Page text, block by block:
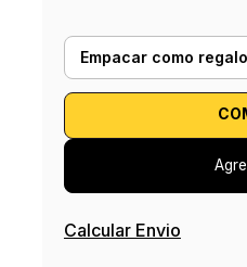
Empacar como regalo
Calcular Envio